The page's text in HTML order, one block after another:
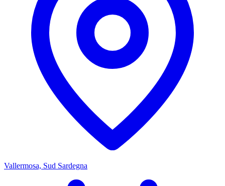
Vallermosa, Sud Sardegna